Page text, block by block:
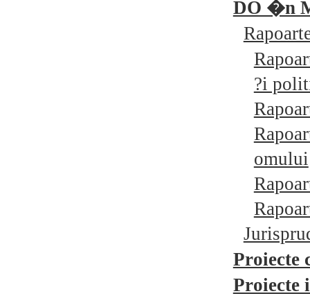
DO �n
?i
omului
Proiecte
Proiecte